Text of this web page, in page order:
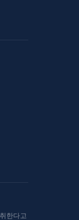
한다고